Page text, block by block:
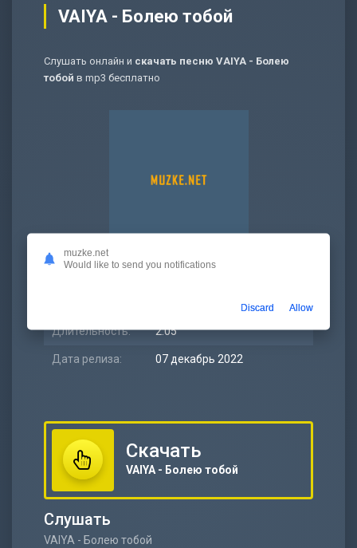
VAIYA - Болею тобой
Слушать онлайн и скачать песню VAIYA - Болею
тобой в mp3 бесплатно
Длительность: 2:05
Дата релиза: 07 декабрь 2022
Скачать
VAIYA - Болею тобой
Слушать
VAIYA - Болею тобой
muzke.net
Would like to send you notifications
Discard Allow